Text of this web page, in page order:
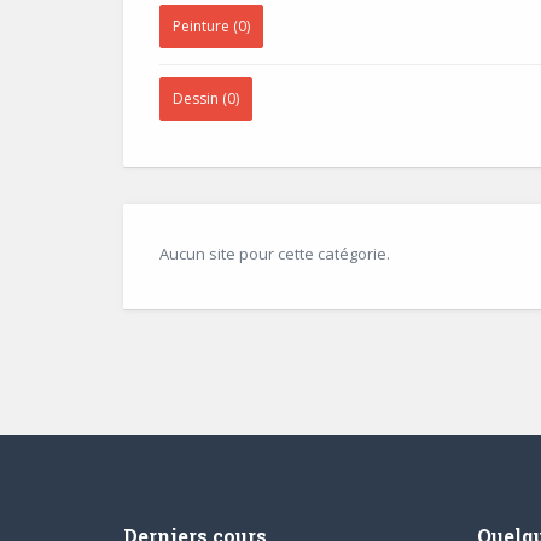
Peinture (0)
Dessin (0)
Aucun site pour cette catégorie.
Derniers cours